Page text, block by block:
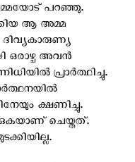
പറഞ്ഞു.
ആ അമ്മ
ദിവ്യകാരുണ്യ
ഒരാഴ്ച അവന്‍
പ്രാര്‍ത്ഥിച്ചു.
ക്ഷണിച്ചു.
ചെയ്തത്.